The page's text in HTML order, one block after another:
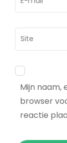
mail*
Site
Mijn naam,
browser
reactie